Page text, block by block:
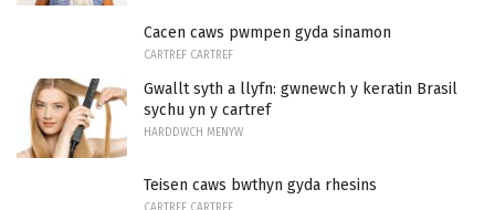
Cacen caws pwmpen gyda sinamon
CARTREF CARTREF
Gwallt syth a llyfn: gwnewch y keratin Brasil
sychu yn y cartref
HARDDWCH MENYW
Teisen caws bwthyn gyda rhesins